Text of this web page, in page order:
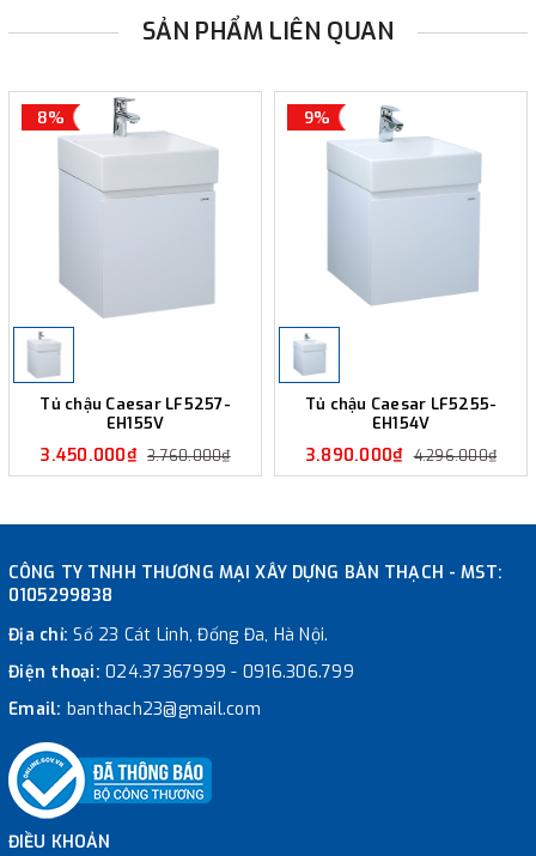
SẢN PHẨM LIÊN QUAN
8%
Tủ chậu Caesar LF5257-
EH155V
3.450.000₫ 3.760.000₫
9%
Tủ chậu Caesar LF5255-
EH154V
3.890.000₫ 4.296.000₫
CÔNG TY TNHH THƯƠNG MẠI XÂY DỰNG BÀN THẠCH - MST:
0105299838
Địa chỉ:Số 23 Cát Linh, Đống Đa, Hà Nội.
Điện thoại: 024.37367999 - 0916.306.799
Email: banthach23@gmail.com
ĐIỀU KHOẢN